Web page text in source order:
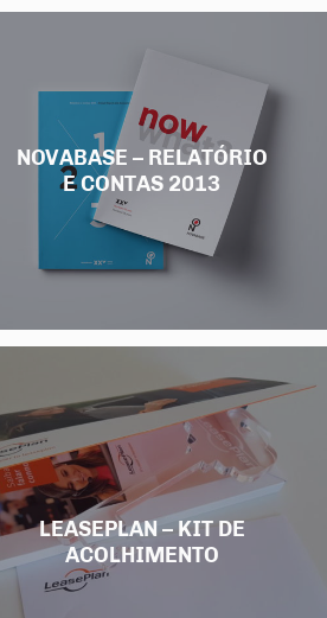
NOVABASE – RELATÓRIO
E CONTAS 2013
LEASEPLAN – KIT DE
ACOLHIMENTO